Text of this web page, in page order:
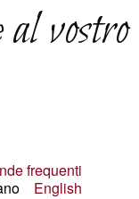
al vostro
frequenti
English